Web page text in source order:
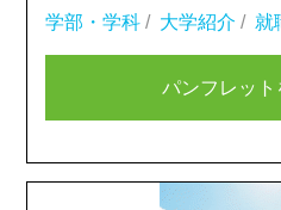
学部・学科 / 大学紹介 / 就
パンフレット